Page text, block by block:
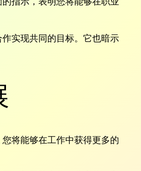
实现共同的目标。它也暗示
将能够在工作中获得更多的